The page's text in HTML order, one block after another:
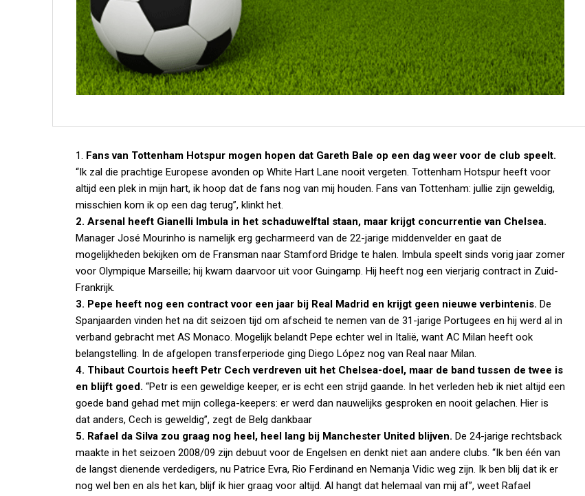
1. Fans van Tottenham Hotspur mogen hopen dat Gareth Bale op een dag weer voor de club speelt.
“Ik zal die prachtige Europese avonden op White Hart Lane nooit vergeten. Tottenham Hotspur heeft voor
altijd een plek in mijn hart, ik hoop dat de fans nog van mij houden. Fans van Tottenham: jullie zijn geweldig,
misschien kom ik op een dag terug”, klinkt het.
2. Arsenal heeft Gianelli Imbula in het schaduwelftal staan, maar krijgt concurrentie van Chelsea.
Manager José Mourinho is namelijk erg gecharmeerd van de 22-jarige middenvelder en gaat de
mogelijkheden bekijken om de Fransman naar Stamford Bridge te halen. Imbula speelt sinds vorig jaar zomer
voor Olympique Marseille; hij kwam daarvoor uit voor Guingamp. Hij heeft nog een vierjarig contract in Zuid-
Frankrijk.
3. Pepe heeft nog een contract voor een jaar bij Real Madrid en krijgt geen nieuwe verbintenis. De
Spanjaarden vinden het na dit seizoen tijd om afscheid te nemen van de 31-jarige Portugees en hij werd al in
verband gebracht met AS Monaco. Mogelijk belandt Pepe echter wel in Italië, want AC Milan heeft ook
belangstelling. In de afgelopen transferperiode ging Diego López nog van Real naar Milan.
4. Thibaut Courtois heeft Petr Cech verdreven uit het Chelsea-doel, maar de band tussen de twee is
en blijft goed. “Petr is een geweldige keeper, er is echt een strijd gaande. In het verleden heb ik niet altijd een
goede band gehad met mijn collega-keepers: er werd dan nauwelijks gesproken en nooit gelachen. Hier is
dat anders, Cech is geweldig”, zegt de Belg dankbaar
5. Rafael da Silva zou graag nog heel, heel lang bij Manchester United blijven. De 24-jarige rechtsback
maakte in het seizoen 2008/09 zijn debuut voor de Engelsen en denkt niet aan andere clubs. “Ik ben één van
de langst dienende verdedigers, nu Patrice Evra, Rio Ferdinand en Nemanja Vidic weg zijn. Ik ben blij dat ik er
nog wel ben en als het kan, blijf ik hier graag voor altijd. Al hangt dat helemaal van mij af”, weet Rafael